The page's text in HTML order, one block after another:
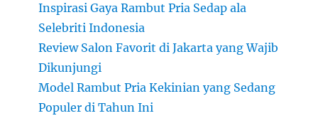
Inspirasi Gaya Rambut Pria Sedap ala
Selebriti Indonesia
Review Salon Favorit di Jakarta yang Wajib
Dikunjungi
Model Rambut Pria Kekinian yang Sedang
Populer di Tahun Ini